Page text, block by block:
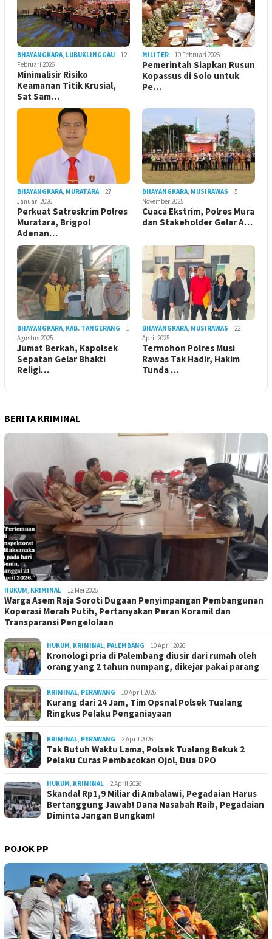
BHAYANGKARA, LUBUKLINGGAU
12
Februari 2026
Minimalisir Risiko
Keamanan Titik Krusial,
Sat Sam…
MILITER 10 Februari 2026
Pemerintah Siapkan Rusun
Kopassus di Solo untuk
Pe…
BHAYANGKARA, MURATARA
27
Januari 2026
Perkuat Satreskrim Polres
Muratara, Brigpol
Adenan…
BHAYANGKARA, MUSIRAWAS
5
November 2025
Cuaca Ekstrim, Polres Mura
dan Stakeholder Gelar A…
BHAYANGKARA, KAB. TANGERANG
1
Agustus 2025
Jumat Berkah, Kapolsek
Sepatan Gelar Bhakti
Religi…
BHAYANGKARA, MUSIRAWAS
22
April 2025
Termohon Polres Musi
Rawas Tak Hadir, Hakim
Tunda …
BERITA KRIMINAL
HUKUM, KRIMINAL 12 Mei 2026
Warga Asem Raja Soroti Dugaan Penyimpangan Pembangunan
Koperasi Merah Putih, Pertanyakan Peran Koramil dan
Transparansi Pengelolaan
HUKUM, KRIMINAL, PALEMBANG 10 April 2026
Kronologi pria di Palembang diusir dari rumah oleh
orang yang 2 tahun numpang, dikejar pakai parang
KRIMINAL, PERAWANG 10 April 2026
Kurang dari 24 Jam, Tim Opsnal Polsek Tualang
Ringkus Pelaku Penganiayaan
KRIMINAL, PERAWANG 2 April 2026
Tak Butuh Waktu Lama, Polsek Tualang Bekuk 2
Pelaku Curas Pembacokan Ojol, Dua DPO
HUKUM, KRIMINAL 2 April 2026
Skandal Rp1,9 Miliar di Ambalawi, Pegadaian Harus
Bertanggung Jawab! Dana Nasabah Raib, Pegadaian
Diminta Jangan Bungkam!
POJOK PP